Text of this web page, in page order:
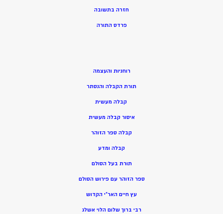
חזרה בתשובה
פרדס התורה
רוחניות והעצמה
תורת הקבלה והנסתר
קבלה מעשית
איסור קבלה מעשית
קבלה ספר הזוהר
קבלה ומדע
תורת בעל הסולם
ספר הזוהר עם פירוש הסולם
עץ חיים האר”י הקדוש
רבי ברוך שלום הלוי אשלג